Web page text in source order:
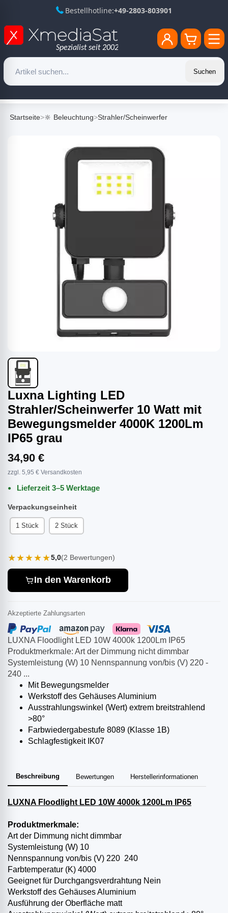
Bestellhotline:+49-2803-803901
Suchen
Startseite>🔆 Beleuchtung>Strahler/Scheinwerfer
Luxna Lighting LED
Strahler/Scheinwerfer 10 Watt mit
Bewegungsmelder 4000K 1200Lm
IP65 grau
LUXNA Floodlight LED 10W 4000k 1200Lm IP65
Produktmerkmale: Art der Dimmung nicht dimmbar
Systemleistung (W) 10 Nennspannung von/bis (V) 220 ­
240 ...
Mit Bewegungsmelder
Werkstoff des Gehäuses Aluminium
Ausstrahlungswinkel (Wert) extrem breitstrahlend
>80°
Farbwiedergabestufe 80­89 (Klasse 1B)
Schlagfestigkeit IK07
Beschreibung Bewertungen Herstellerinformationen
LUXNA Floodlight LED 10W 4000k 1200Lm IP65
Produktmerkmale:
Art der Dimmung nicht dimmbar
Systemleistung (W) 10
Nennspannung von/bis (V) 220 ­ 240
Farbtemperatur (K) 4000 ­
Geeignet für Durchgangsverdrahtung Nein
Werkstoff des Gehäuses Aluminium
Ausführung der Oberfläche matt
34,90 €
zzgl. 5,95 € Versandkosten
Lieferzeit 3–5 Werktage
Verpackungseinheit
1 Stück 2 Stück
★★★★★5,0(2 Bewertungen)
In den Warenkorb
Akzeptierte Zahlungsarten